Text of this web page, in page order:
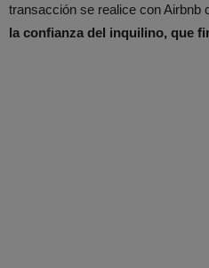
transacción se realice con Airbnb
la confianza del inquilino, que